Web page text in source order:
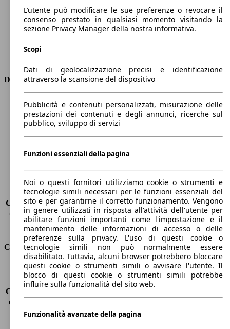
Cilindrata
5950 ccm
Carburante
Benzina
Trasmissione
Dimensioni
Lunghezza
5320 mm
Altezza
1480 mm
Larghezza
2010 mm
Passo
3190 mm
Carico massimo
-
Porte
4
Sedili
5
Carico sul tetto
-
Capacità di traino (senza freni) -
Capacità di traino (con freni)
-
Volume del bagagliaio
420 l
Consumi
Emissioni di CO2*
320 g/km (komb.)
Consumo (urbano)
19.5 l/100km
Consumo (extra-urbano)
Consumo (combinato)*
Classe di emissione
Euro 6
L’utente può modificare le sue preferenze o revocare il
consenso prestato in qualsiasi momento visitando la
sezione Privacy Manager della nostra informativa.
Scopi
Dati di geolocalizzazione precisi e identificazione
attraverso la scansione del dispositivo
Pubblicità e contenuti personalizzati, misurazione delle
prestazioni dei contenuti e degli annunci, ricerche sul
pubblico, sviluppo di servizi
Funzioni essenziali della pagina
Noi o questi fornitori utilizziamo cookie o strumenti e
tecnologie simili necessari per le funzioni essenziali del
sito e per garantirne il corretto funzionamento. Vengono
in genere utilizzati in risposta all'attività dell'utente per
abilitare funzioni importanti come l'impostazione e il
mantenimento delle informazioni di accesso o delle
preferenze sulla privacy. L'uso di questi cookie o
tecnologie simili non può normalmente essere
disabilitato. Tuttavia, alcuni browser potrebbero bloccare
questi cookie o strumenti simili o avvisare l'utente. Il
blocco di questi cookie o strumenti simili potrebbe
influire sulla funzionalità del sito web.
Funzionalità avanzate della pagina